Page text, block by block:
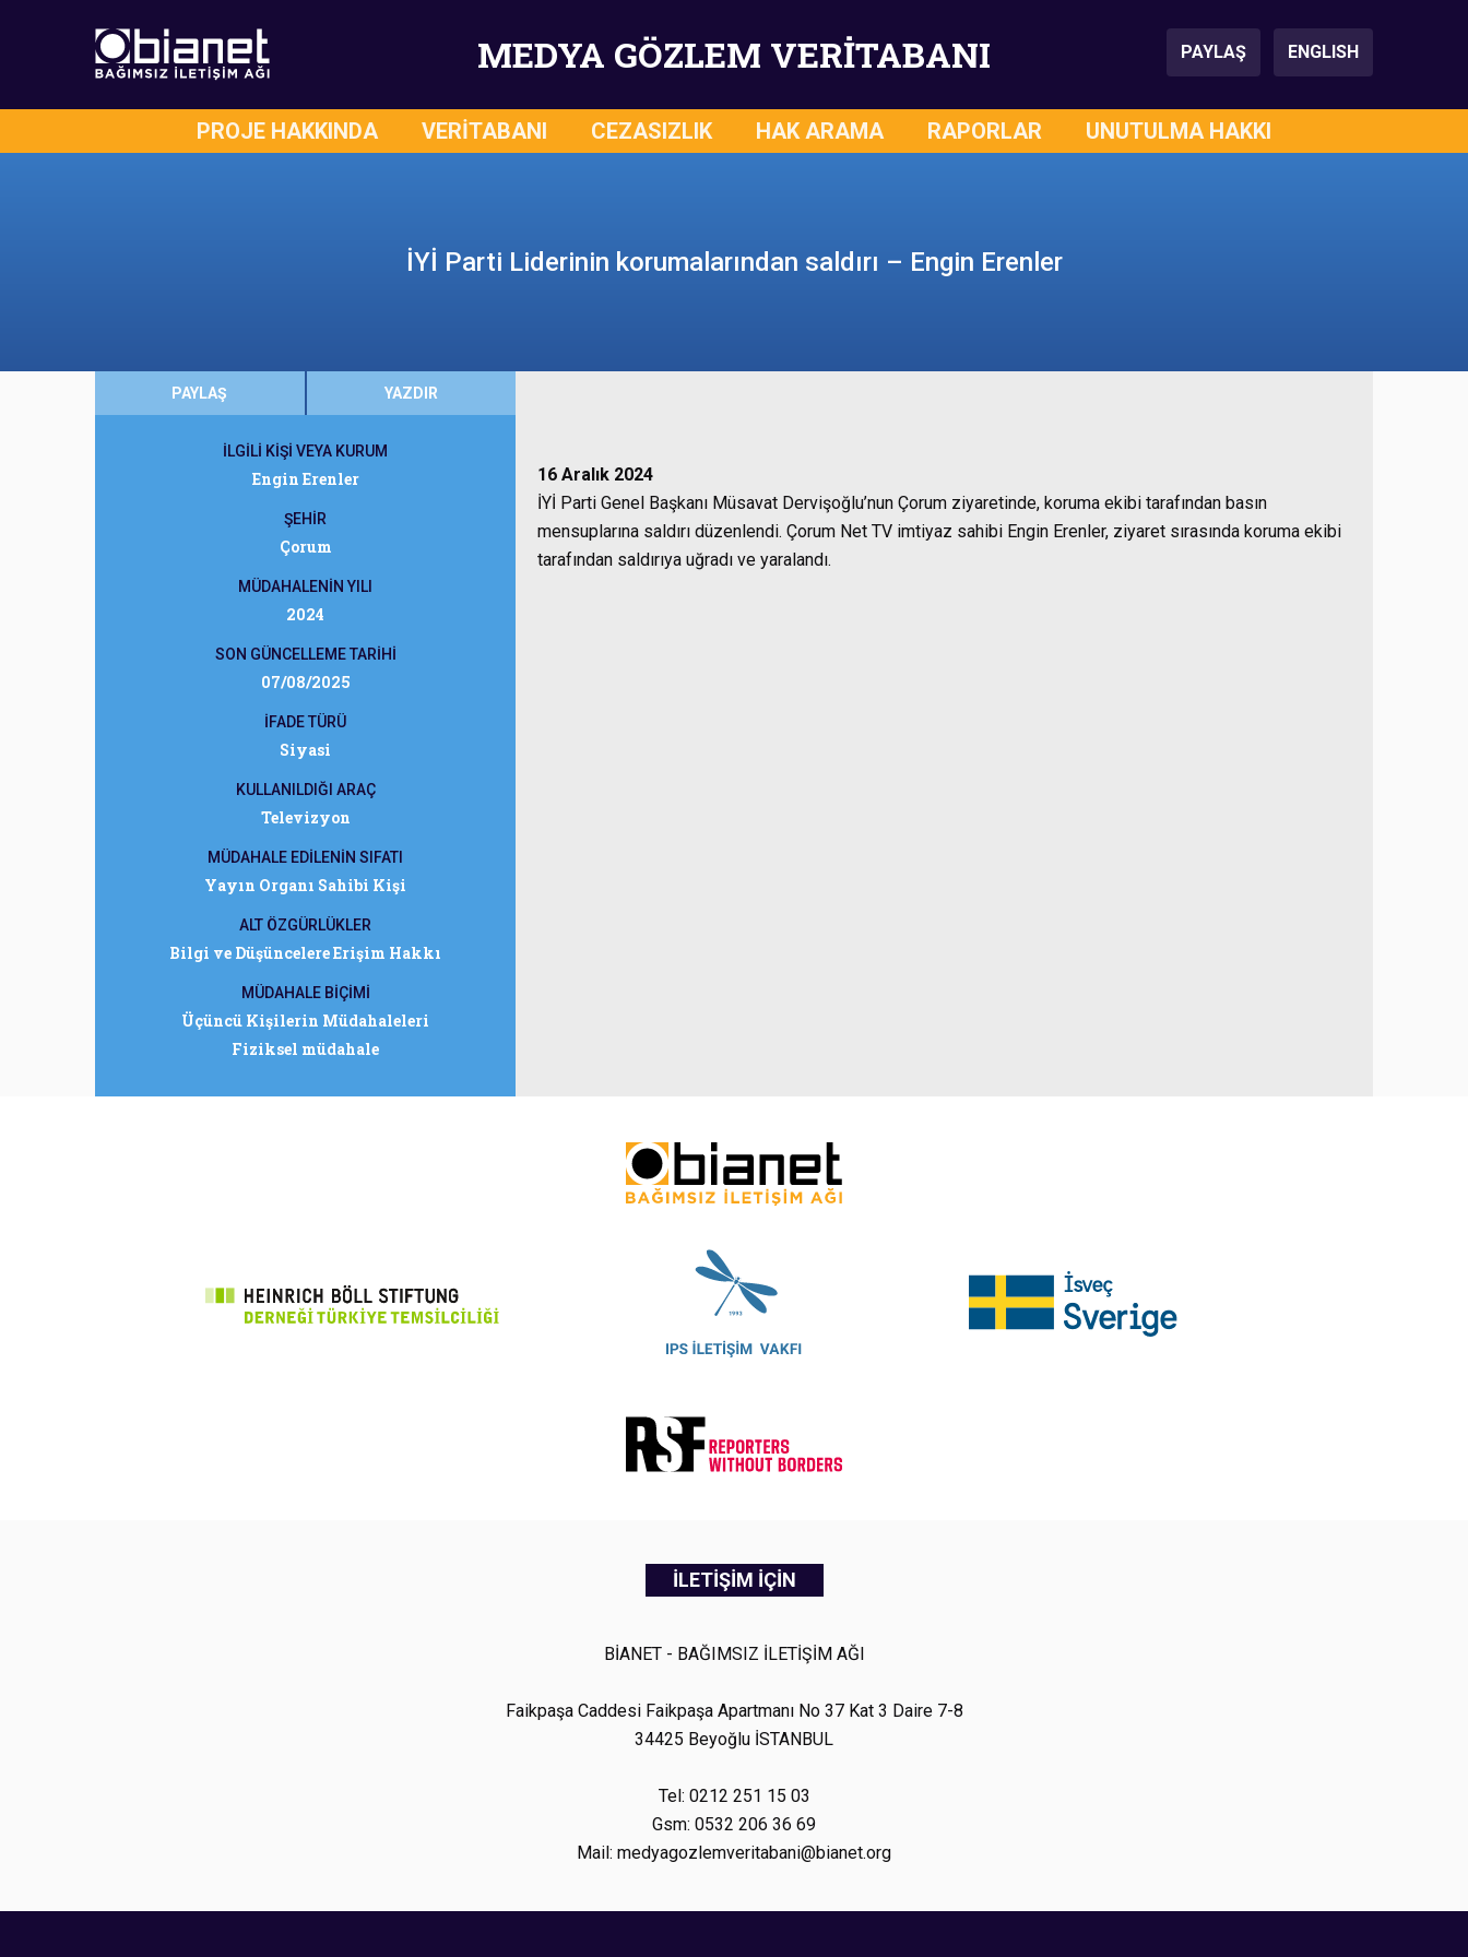
MEDYA GÖZLEM VERİTABANI PAYLAŞ ENGLISH
PROJE HAKKINDA VERİTABANI CEZASIZLIK HAK ARAMA RAPORLAR UNUTULMA HAKKI
İYİ Parti Liderinin korumalarından saldırı – Engin Erenler
PAYLAŞ YAZDIR
İLGİLİ KİŞİ VEYA KURUM
Engin Erenler
ŞEHİR
Çorum
MÜDAHALENİN YILI
2024
SON GÜNCELLEME TARİHİ
07/08/2025
İFADE TÜRÜ
Siyasi
KULLANILDIĞI ARAÇ
Televizyon
MÜDAHALE EDİLENİN SIFATI
Yayın Organı Sahibi Kişi
ALT ÖZGÜRLÜKLER
Bilgi ve Düşüncelere Erişim Hakkı
MÜDAHALE BİÇİMİ
Üçüncü Kişilerin Müdahaleleri
Fiziksel müdahale
16 Aralık 2024
İYİ Parti Genel Başkanı Müsavat Dervişoğlu’nun Çorum ziyaretinde, koruma ekibi tarafından basın
mensuplarına saldırı düzenlendi. Çorum Net TV imtiyaz sahibi Engin Erenler, ziyaret sırasında koruma ekibi
tarafından saldırıya uğradı ve yaralandı.
İLETİŞİM İÇİN
BİANET - BAĞIMSIZ İLETİŞİM AĞI
Faikpaşa Caddesi Faikpaşa Apartmanı No 37 Kat 3 Daire 7-8
34425 Beyoğlu İSTANBUL
Tel: 0212 251 15 03
Gsm: 0532 206 36 69
Mail: medyagozlemveritabani@bianet.org